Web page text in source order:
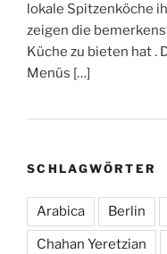
lokale Spitzenköche
zeigen die
Küche zu bieten hat .
Menüs […]
SCHLAGWÖRTER
Arabica Berlin
Chahan Yeretzian